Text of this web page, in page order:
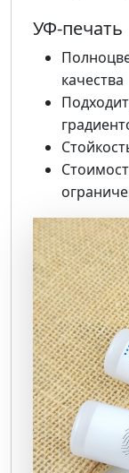
УФ-печать
качества